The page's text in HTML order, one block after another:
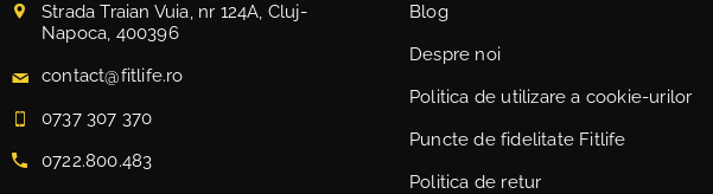
Strada Traian Vuia, nr 124A, Cluj-
Napoca, 400396
contact@fitlife.ro
0737 307 370
0722.800.483
Blog
Despre noi
Politica de utilizare a cookie-urilor
Puncte de fidelitate Fitlife
Politica de retur